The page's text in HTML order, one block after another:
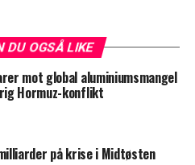
DU OGSÅ LIKE
mot global aluminiumsmangel
Hormuz-konflikt
på krise i Midtøsten